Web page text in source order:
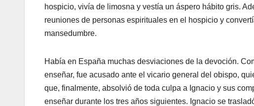
hospicio, vivía de limosna y vestía un áspero hábito gris.
reuniones de personas espirituales en el hospicio y
mansedumbre.
Había en España muchas desviaciones de la devoción.
enseñar, fue acusado ante el vicario general del obispo,
que, finalmente, absolvió de toda culpa a Ignacio y sus
enseñar durante los tres años siguientes. Ignacio se